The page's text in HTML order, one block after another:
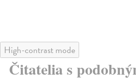
High-contrast mode
Čitatelia s